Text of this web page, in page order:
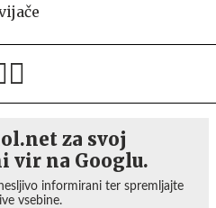
za svoj
vir na Googlu.
informirani ter spremljajte
vsebine.